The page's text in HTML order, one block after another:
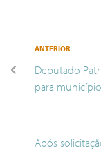
ANTERIOR
Deputado
para
Após